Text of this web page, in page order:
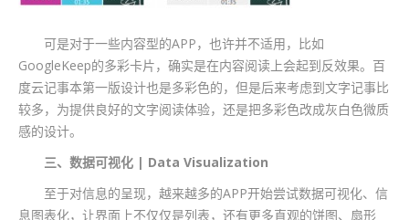
可是对于一些内容型的APP，也许并不适用，比如
GoogleKeep的多彩卡片，确实是在内容阅读上会起到反效果。百
度云记事本第一版设计也是多彩色的，但是后来考虑到文字记事比
较多，为提供良好的文字阅读体验，还是把多彩色改成灰白色微质
感的设计。
三、数据可视化 | Data Visualization
至于对信息的呈现，越来越多的APP开始尝试数据可视化、信
息图表化，让界面上不仅仅是列表，还有更多直观的饼图、扇形